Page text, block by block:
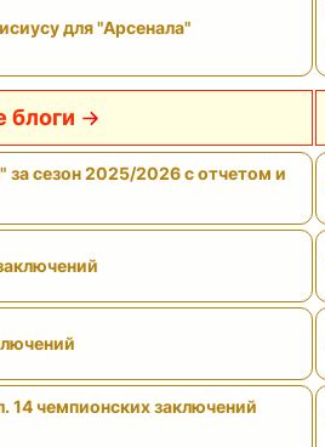
для "Арсенала"
блоги
за сезон 2025/2026 с отчетом и
14 чемпионских заключений